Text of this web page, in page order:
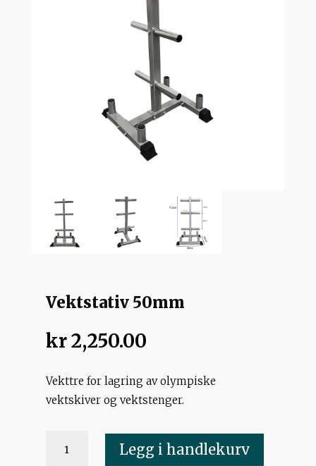
Vektstativ 50mm
kr2,250.00
Vekttre for lagring av olympiske
vektskiver og vektstenger.
50mm
Legg i handlekurv